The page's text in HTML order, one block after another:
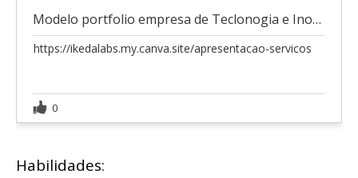
Modelo portfolio empresa de Teclonogia e Inovação
https://ikedalabs.my.canva.site/apresentacao-servicos
0
Habilidades: